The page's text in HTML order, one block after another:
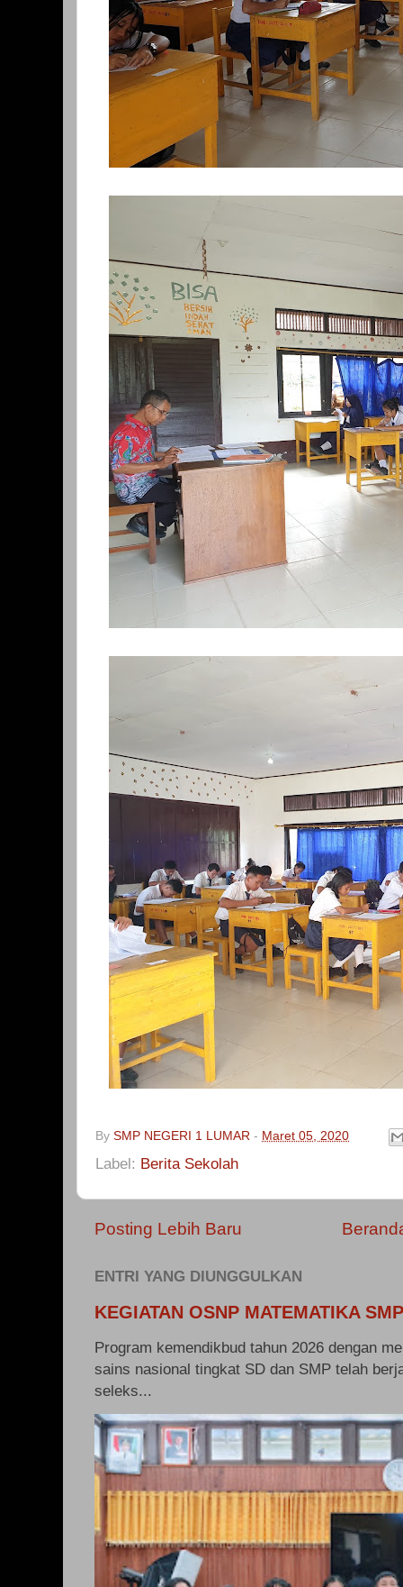
By SMP NEGERI 1 LUMAR - Maret 05, 2020
Label: Berita Sekolah
Posting Lebih Baru
ENTRI YANG DIUNGGULKAN
KEGIATAN OSNP MATEMATIKA
Program kemendikbud tahun 2026 dengan
sains nasional tingkat SD dan SMP telah
seleks...